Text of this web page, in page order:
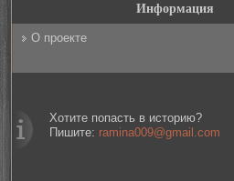
Информация
О проекте
Хотите попасть в историю?
Пишите: ramina009@gmail.com